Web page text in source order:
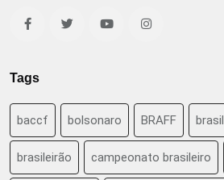
Tags
baccf bolsonaro BRAFF brasil
brasileirão campeonato brasileiro